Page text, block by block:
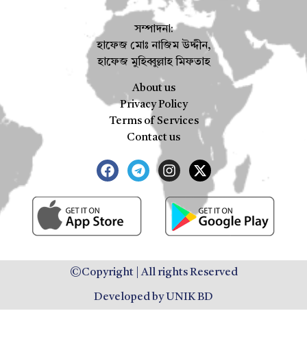
সম্পাদনা:
হাফেজ মোঃ নাজিম উদ্দীন,
হাফেজ মুহিব্বুল্লাহ মিফতাহ
About us
Privacy Policy
Terms of Services
Contact us
©Copyright | All rights Reserved
Developed by UNIK BD